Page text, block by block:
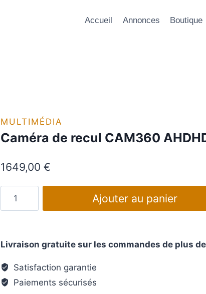
Accueil Annonces Boutique
MULTIMÉDIA
Caméra de recul CAM360
1649,00 €
recul
AHDHD
noire
Ajouter au panier
Livraison gratuite sur les commandes de plus
Satisfaction garantie
Paiements sécurisés